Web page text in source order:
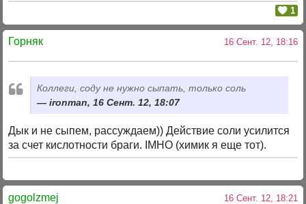
1
Горняк 16 Сент. 12, 18:16
Коллеги, соду не нужно сыпать, только соль
ironman, 16 Сент. 12, 18:07
Дык и не сыпем, рассуждаем)) Действие соли усилится
за счет кислотности браги. IMHO (химик я еще тот).
gogolzmej 16 Сент. 12, 18:21